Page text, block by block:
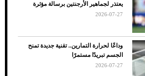
يعتذر لجماهير الأرجنتين برسالة مؤثرة
2026-07-27
وداعًا لحرارة التمارين.. تقنية جديدة تمنح
الجسم تبريدًا مستمرًا
2026-07-27